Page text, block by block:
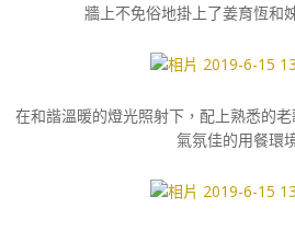
牆上不免俗地掛上了姜育恆和
在和諧溫暖的燈光照射下，配上熟悉的
氣氛佳的用餐環